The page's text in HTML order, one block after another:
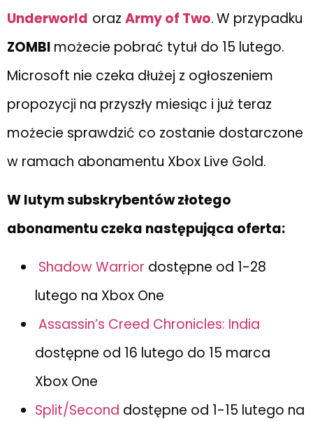
Underworld oraz Army of Two.W przypadku
ZOMBI możecie pobrać tytuł do 15 lutego.
Microsoft nie czeka dłużej z ogłoszeniem
propozycji na przyszły miesiąc i już teraz
możecie sprawdzić co zostanie dostarczone
w ramach abonamentu Xbox Live Gold.
W lutym subskrybentów złotego
abonamentu czeka następująca oferta:
Shadow Warrior dostępne od 1-28
lutego na Xbox One
Assassin’s Creed Chronicles: India
dostępne od 16 lutego do 15 marca
Xbox One
Split/Second dostępne od 1-15 lutego na